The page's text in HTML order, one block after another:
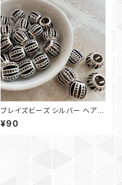
ブレイズビーズ シルバー ヘアア
クセ 三つ編みリング【1個】
¥90